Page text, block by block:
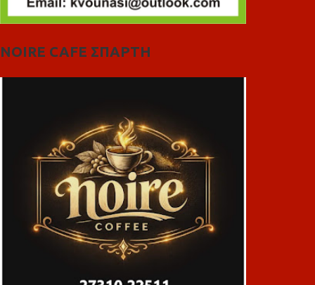
NOIRE CAFE ΣΠΑΡΤΗ